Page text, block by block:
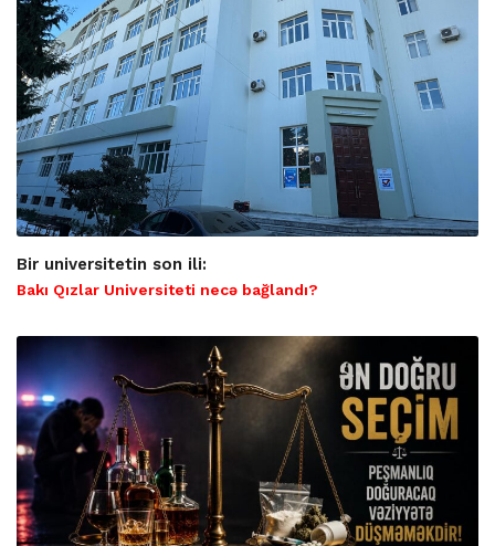
Bir universitetin son ili:
Bakı Qızlar Universiteti necə bağlandı?